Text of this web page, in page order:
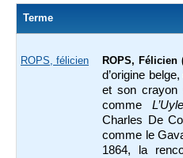
Terme
ROPS, félicien ROPS, Félicien
d’origine
et son crayon
comme
Charles De
comme le
1864, la